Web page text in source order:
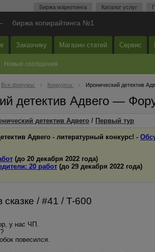
Биржа маркетинга Каталог услуг
биржа копирайтинга №1
Заказчику Магазин статей Сервис
Новые сообщения
Все форумы Конкурсы Иронический детектив
детектив Адвего —
детектив Адвего / Первый тур
Адвего - литературный конкурс! -
(до 20 декабря 2022 года)
20 работ (до 29 декабря 2022 года)
сказке / #41 / T-600
у нас ЧП.
повесился.